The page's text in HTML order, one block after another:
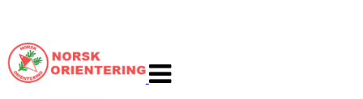
navigasjon